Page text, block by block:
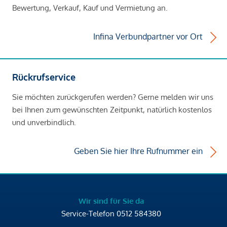
Bewertung, Verkauf, Kauf und Vermietung an.
Infina Verbundpartner vor Ort
Rückrufservice
Sie möchten zurückgerufen werden? Gerne melden wir uns
bei Ihnen zum gewünschten Zeitpunkt, natürlich kostenlos
und unverbindlich.
Geben Sie hier Ihre Rufnummer ein
Wir sind für Sie da
Service-Telefon 0512 584380